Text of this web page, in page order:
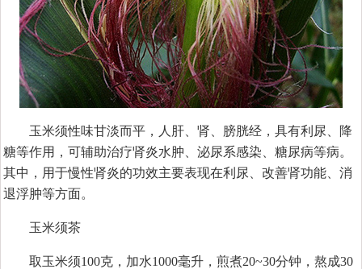
玉米须性味甘淡而平，人肝、肾、膀胱经，具有利尿、降
糖等作用，可辅助治疗肾炎水肿、泌尿系感染、糖尿病等病。
其中，用于慢性肾炎的功效主要表现在利尿、改善肾功能、消
退浮肿等方面。
玉米须茶
取玉米须100克，加水1000毫升，煎煮20~30分钟，熬成30